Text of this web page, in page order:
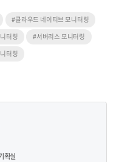
#클라우드 네이티브 모니터링
터링
#서버리스 모니터링
터링
획실